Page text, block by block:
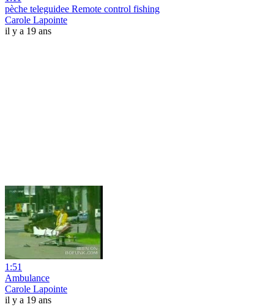
pèche teleguidee Remote control fishing
Carole Lapointe
il y a 19 ans
1:51
Ambulance
Carole Lapointe
il y a 19 ans